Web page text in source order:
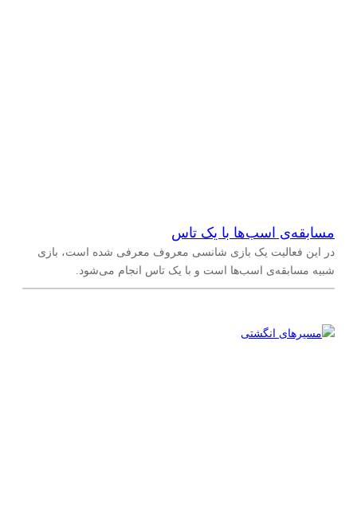
مسابقه‌‌ی اسب‌ها با یک تاس
در این فعالیت یک بازی شانسی معروف معرفی شده است، بازی
شبیه مسابقه‌ی اسب‌ها است و با یک تاس انجام می‌شود.